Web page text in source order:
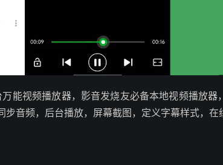
能视频播放器，影音发烧友必备本地视频播放器
步音频，后台播放，屏幕截图，定义字幕样式，在